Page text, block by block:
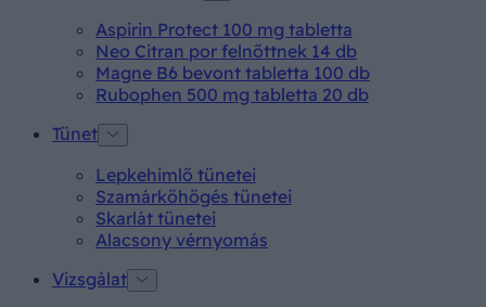
Aspirin Protect 100 mg tabletta
Neo Citran por felnőttnek 14 db
Magne B6 bevont tabletta 100 db
Rubophen 500 mg tabletta 20 db
Tünet
Lepkehimlő tünetei
Szamárköhögés tünetei
Skarlát tünetei
Alacsony vérnyomás
Vizsgálat